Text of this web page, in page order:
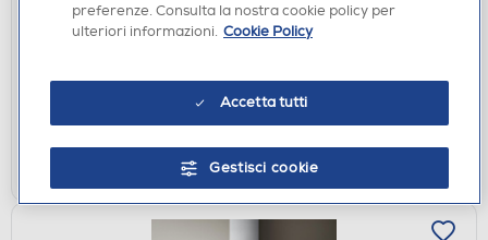
€ 1.299,00
Acquisto online:disponibile
non disponibile
AGGIUNGI
preferenze. Consulta la nostra cookie policy per
ulteriori informazioni. Cookie Policy
Accetta tutti
Gestisci cookie